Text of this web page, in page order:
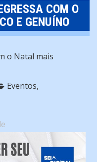
COM O
E GENUÍNO
Eventos